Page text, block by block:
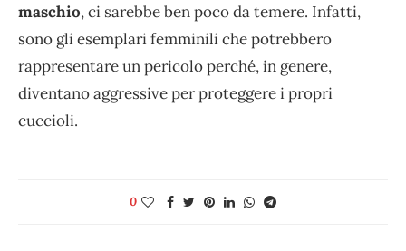
maschio, ci sarebbe ben poco da temere. Infatti,
sono gli esemplari femminili che potrebbero
rappresentare un pericolo perché, in genere,
diventano aggressive per proteggere i propri
cuccioli.
0